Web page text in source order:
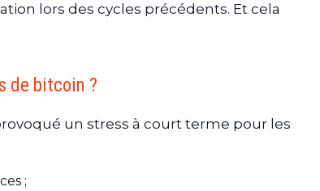
lors des cycles précédents. Et cela
de bitcoin ?
un stress à court terme pour les
;